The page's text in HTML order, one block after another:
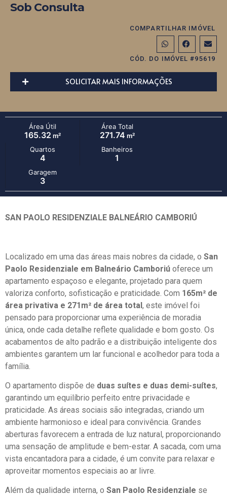
Sob Consulta
COMPARTILHAR IMÓVEL
CÓD. DO IMÓVEL #95619
SOLICITAR MAIS INFORMAÇÕES
Área Útil
165.32 m²
Área Total
271.74 m²
Quartos
4
Banheiros
1
Garagem
3
SAN PAOLO RESIDENZIALE BALNEÁRIO CAMBORIÚ
Localizado em uma das áreas mais nobres da cidade, o San
Paolo Residenziale em Balneário Camboriú oferece um
apartamento espaçoso e elegante, projetado para quem
valoriza conforto, sofisticação e praticidade. Com 165m² de
área privativa e 271m² de área total, este imóvel foi
pensado para proporcionar uma experiência de moradia
única, onde cada detalhe reflete qualidade e bom gosto. Os
acabamentos de alto padrão e a distribuição inteligente dos
ambientes garantem um lar funcional e acolhedor para toda a
família.
O apartamento dispõe de duas suítes e duas demi-suítes,
garantindo um equilíbrio perfeito entre privacidade e
praticidade. As áreas sociais são integradas, criando um
ambiente harmonioso e ideal para convivência. Grandes
aberturas favorecem a entrada de luz natural, proporcionando
uma sensação de amplitude e bem-estar. A sacada, com uma
vista encantadora para a cidade, é um convite para relaxar e
aproveitar momentos especiais ao ar livre.
Além da qualidade interna, o San Paolo Residenziale se